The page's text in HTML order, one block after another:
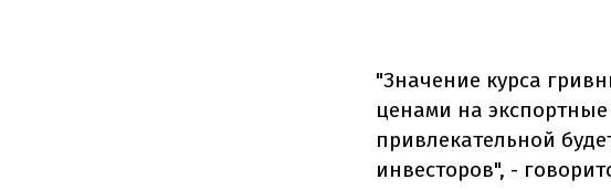
"Значение курса
ценами на
привлекательной
инвесторов", -